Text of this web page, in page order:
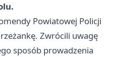
Powiatowej Policji
Zwrócili uwagę
sposób prowadzenia